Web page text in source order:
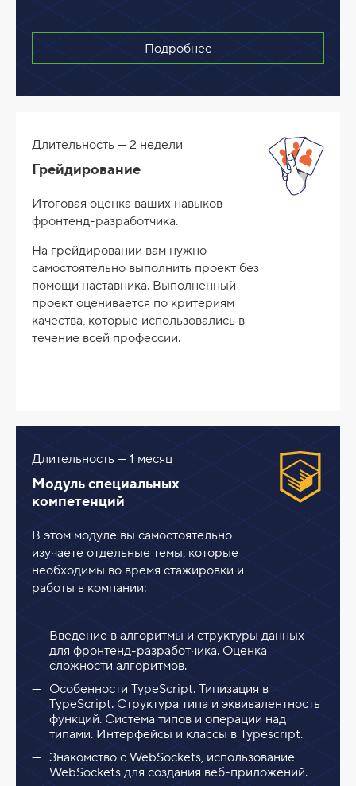
Подробнее
Длительность — 2 недели
Грейдирование
Итоговая оценка ваших навыков
фронтенд-разработчика.
На грейдировании вам нужно
самостоятельно выполнить проект без
помощи наставника. Выполненный
проект оценивается по критериям
качества, которые использовались в
течение всей профессии.
Длительность — 1 месяц
Модуль специальных
компетенций
В этом модуле вы самостоятельно
изучаете отдельные темы, которые
необходимы во время стажировки и
работы в компании:
Введение в алгоритмы и структуры данных
для фронтенд-разработчика. Оценка
сложности алгоритмов.
Особенности TypeScript. Типизация в
TypeScript. Структура типа и эквивалентность
функций. Система типов и операции над
типами. Интерфейсы и классы в Typescript.
Знакомство с WebSockets, использование
WebSockets для создания веб-приложений.